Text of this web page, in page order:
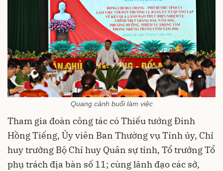
Quang cảnh buổi làm việc
Tham gia đoàn công tác có Thiếu tướng Đinh
Hồng Tiếng, Ủy viên Ban Thường vụ Tỉnh ủy, Chỉ
huy trưởng Bộ Chỉ huy Quân sự tỉnh, Tổ trưởng Tổ
phụ trách địa bàn số 11; cùng lãnh đạo các sở,